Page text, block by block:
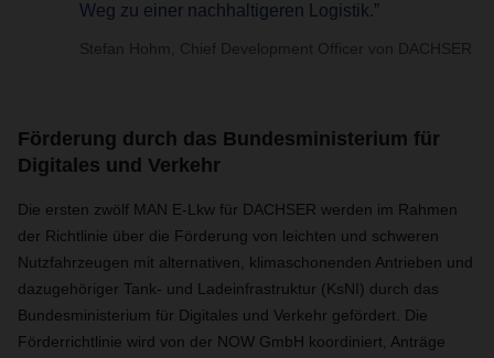
Weg zu einer nachhaltigeren Logistik.”
Stefan Hohm, Chief Development Officer von DACHSER
Förderung durch das Bundesministerium für
Digitales und Verkehr
Die ersten zwölf MAN E-Lkw für DACHSER werden im Rahmen
der Richtlinie über die Förderung von leichten und schweren
Nutzfahrzeugen mit alternativen, klimaschonenden Antrieben und
dazugehöriger Tank- und Ladeinfrastruktur (KsNI) durch das
Bundesministerium für Digitales und Verkehr gefördert. Die
Förderrichtlinie wird von der NOW GmbH koordiniert, Anträge